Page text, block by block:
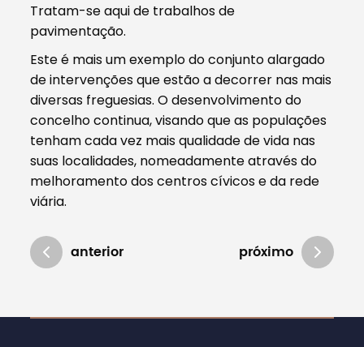
Tratam-se aqui de trabalhos de
pavimentação.
Este é mais um exemplo do conjunto alargado
de intervenções que estão a decorrer nas mais
diversas freguesias. O desenvolvimento do
concelho continua, visando que as populações
tenham cada vez mais qualidade de vida nas
suas localidades, nomeadamente através do
melhoramento dos centros cívicos e da rede
viária.
anterior próximo
Atualizado em 04/11/2020